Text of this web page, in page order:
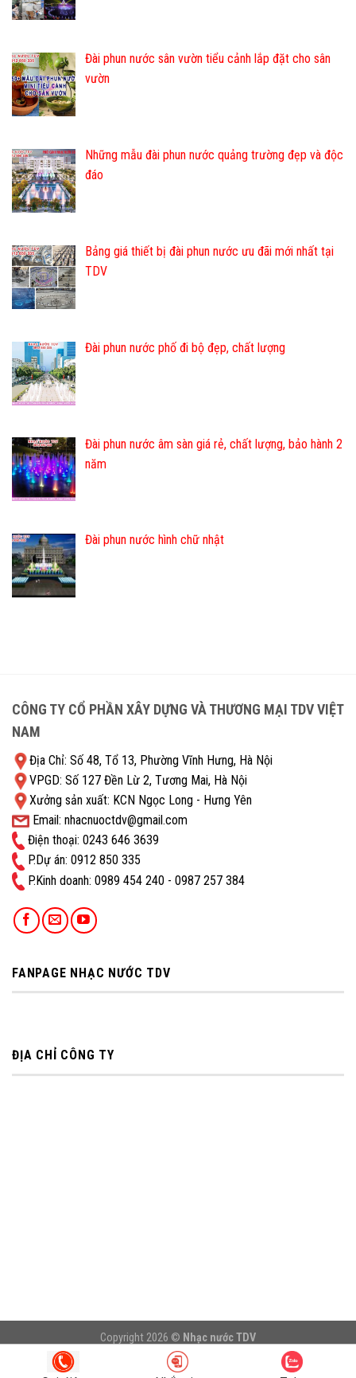
Đài phun nước sân vườn tiểu cảnh lắp đặt cho sân
vườn
Những mẫu đài phun nước quảng trường đẹp và độc
đáo
Bảng giá thiết bị đài phun nước ưu đãi mới nhất tại
TDV
Đài phun nước phố đi bộ đẹp, chất lượng
Đài phun nước âm sàn giá rẻ, chất lượng, bảo hành 2
năm
Đài phun nước hình chữ nhật
CÔNG TY CỔ PHẦN XÂY DỰNG VÀ THƯƠNG MẠI TDV VIỆT
NAM
Địa Chỉ: Số 48, Tổ 13, Phường Vĩnh Hưng, Hà Nội
VPGD: Số 127 Đền Lừ 2, Tương Mai, Hà Nội
Xưởng sản xuất: KCN Ngọc Long - Hưng Yên
Email: nhacnuoctdv@gmail.com
Điện thoại: 0243 646 3639
P.Dự án: 0912 850 335
P.Kinh doanh: ‭0989 454 240 - 0987 257 384
FANPAGE NHẠC NƯỚC TDV
ĐỊA CHỈ CÔNG TY
Copyright 2026 © Nhạc nước TDV